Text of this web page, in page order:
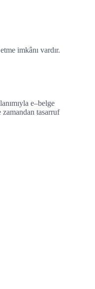
imkânı vardır.
anımıyla e–belge
zamandan tasarruf